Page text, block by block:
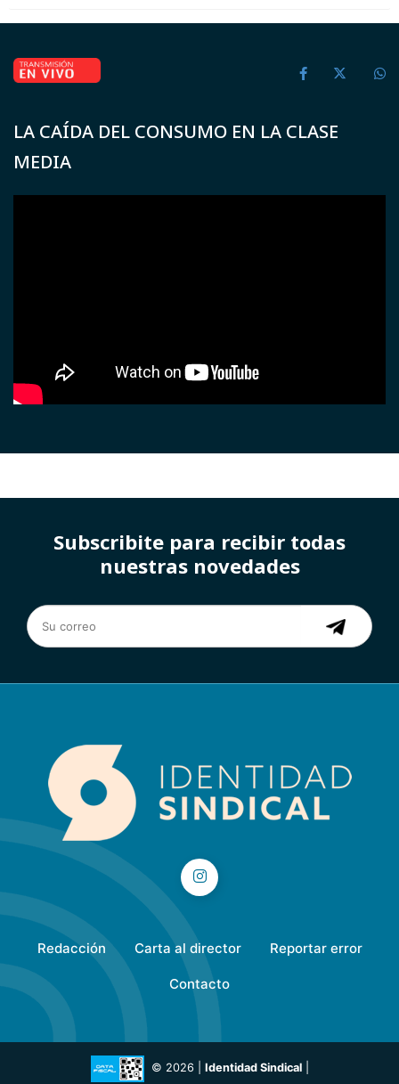
LA CAÍDA DEL CONSUMO EN LA CLASE
MEDIA
Subscribite para recibir todas
nuestras novedades
Redacción Carta al director Reportar error
Contacto
© 2026 | Identidad Sindical|